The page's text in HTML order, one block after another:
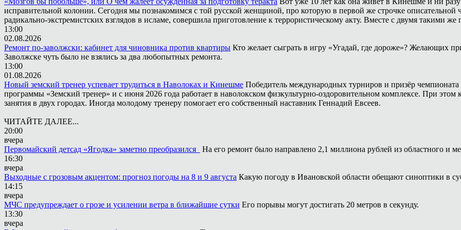
исправительной колонии. Сегодня мы познакомимся с той русской женщиной, про которую в первой же строчке описательной
радикально-экстремистских взглядов в исламе, совершила приготовление к террористическому акту. Вместе с двумя такими же
13:00
02.08.2026
Ремонт по-заволжски: кабинет для чиновника против квартиры Кто желает сыграть в игру «Угадай, где дороже»? Желающих
Заволжске чуть было не взялись за два любопытных ремонта.
13:00
01.08.2026
Новый земский тренер успевает трудиться в Наволоках и Кинешме Победитель международных турниров и призёр
программы «Земский тренер» и с июня 2026 года работает в наволокском физкультурно-оздоровительном комплексе. При
занятия в двух городах. Иногда молодому тренеру помогает его собственный наставник Геннадий Евсеев.
ЧИТАЙТЕ ДАЛЕЕ...
20:00
вчера
Первомайский детсад «Ягодка» заметно преобразился
На его ремонт было направлено 2,1 миллиона рублей из областного и
16:30
вчера
Выходные с грозовым акцентом: прогноз погоды на 8 и 9 августа Какую погоду в Ивановской области обещают синоптики в
14:15
вчера
МЧС предупреждает о грозе и усилении ветра в ближайшие сутки Его порывы могут достигать 20 метров в секунду.
13:30
вчера